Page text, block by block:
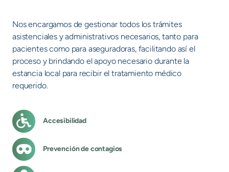
Nos encargamos de gestionar todos los trámites
asistenciales y administrativos necesarios, tanto para
pacientes como para aseguradoras, facilitando así el
proceso y brindando el apoyo necesario durante la
estancia local para recibir el tratamiento médico
requerido.
Accesibilidad
Prevención de contagios